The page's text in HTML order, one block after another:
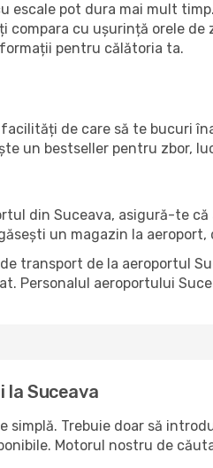
escale pot dura mai mult
compara cu ușurință orele
pentru călătoria ta.
de care să te bucuri
un bestseller pentru zbor,
din Suceava, asigură-te
un magazin la
transport de la aeroportul
Personalul aeroportului
la Suceava
simplă. Trebuie doar să
Motorul nostru de